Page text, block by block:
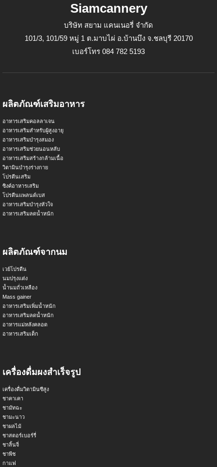
Siamcannery
บริษัท สยาม แคนเนอรี่ จำกัด
101/3, 101/59 หมู่ 1 ต.มาบไผ่ อ.บ้านบึง จ.ชลบุรี 20170
เบอร์โทร 084 782 5193
ผลิตภัณฑ์เสริมอาหาร
อาหารเสริมคอลลาเจน
อาหารเสริมสำหรับผู้สูงอายุ
อาหารเสริมบำรุงสมอง
อาหารเสริมช่วยนอนหลับ
อาหารเสริมสร้างกล้ามเนื้อ
วิตามินบำรุงร่างกาย
โปรตีนเสริม
ซิงค์อาหารเสริม
โปรตีนแพลนต์เบส
อาหารเสริมบำรุงหัวใจ
อาหารเสริมลดน้ำหนัก
ผลิตภัณฑ์จากนม
เวย์โปรตีน
นมปรุงแต่ง
น้ำนมถั่วเหลือง
Mass gainer
อาหารเสริมเพิ่มน้ำหนัก
อาหารเสริมลดน้ำหนัก
อาหารแม่หลังคลอด
อาหารเสริมเด็ก
เครื่องดื่มผงสำเร็จรูป
เครื่องดื่มวิตามินซีสูง
ชาคาเคา
ชามัทฉะ
ชามะนาว
ชาผลไม้
ชาสตอร์เบอร์รี่
ชาลิ้นจี่
ชาพีช
กาแฟ